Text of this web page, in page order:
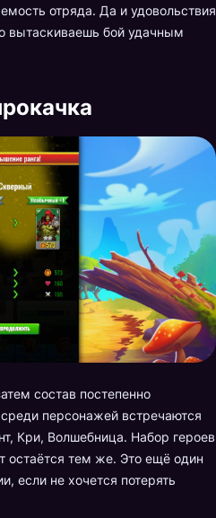
отряда. Да и удовольствия
вытаскиваешь бой удачным
состав постепенно
персонажей встречаются
Кри, Волшебница. Набор героев
остаётся тем же. Это ещё один
если не хочется потерять